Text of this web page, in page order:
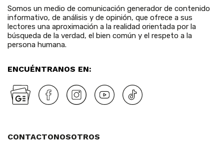
Somos un medio de comunicación generador de contenido
informativo, de análisis y de opinión, que ofrece a sus
lectores una aproximación a la realidad orientada por la
búsqueda de la verdad, el bien común y el respeto a la
persona humana.
ENCUÉNTRANOS EN:
CONTACTONOSOTROS